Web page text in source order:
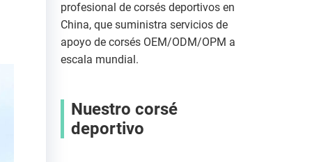
profesional de corsés deportivos en
China, que suministra servicios de
apoyo de corsés OEM/ODM/OPM a
escala mundial.
Nuestro corsé
deportivo